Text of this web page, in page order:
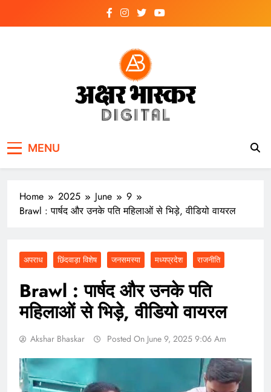
MENU
Home 2025 June
9
Brawl : पार्षद और उनके पति महिलाओं से भिड़े, वीडियो वायरल
अपराध छिंदवाड़ा विशेष जनसमस्या मध्यप्रदेश राजनीति
Brawl : पार्षद और उनके पति
महिलाओं से भिड़े, वीडियो वायरल
Akshar Bhaskar Posted On June 9, 2025 9:06 Am